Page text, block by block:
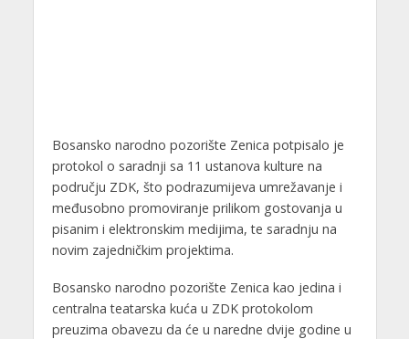
Bosansko narodno pozorište Zenica potpisalo je
protokol o saradnji sa 11 ustanova kulture na
području ZDK, što podrazumijeva umrežavanje i
međusobno promoviranje prilikom gostovanja u
pisanim i elektronskim medijima, te saradnju na
novim zajedničkim projektima.
Bosansko narodno pozorište Zenica kao jedina i
centralna teatarska kuća u ZDK protokolom
preuzima obavezu da će u naredne dvije godine u